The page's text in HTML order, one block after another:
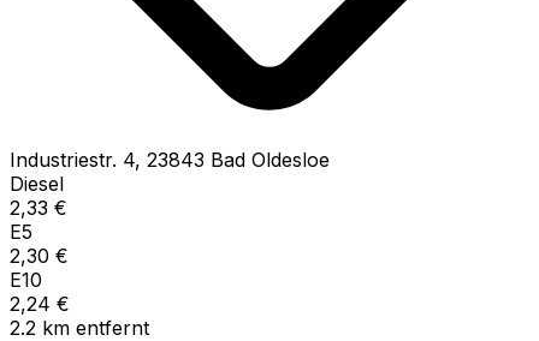
Industriestr. 4, 23843 Bad Oldesloe
Diesel
2,33 €
E5
2,30 €
E10
2,24 €
2.2 km entfernt